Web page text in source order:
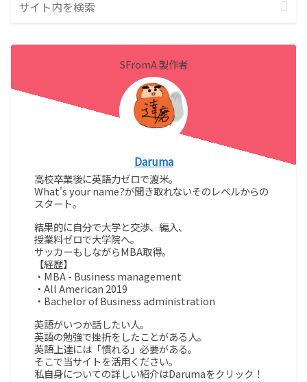
SFromA 製作者
Daruma
高校卒業後に英語力ゼロで渡米。
What's your name?が聞き取れないそのレベルからの
スタート。
結果的に自分で大学と交渉、編入、
授業料ゼロで大学院へ。
サッカーもしながらMBA取得。
【経歴】
・MBA - Business management
・All American 2019
・Bachelor of Business administration
英語がいつか話したい人。
英語の勉強で挫折をしたことがある人。
英語上達には「慣れる」必要がある。
そこで当サイトを活用ください。
私自身についての詳しい紹介はDarumaをクリック！